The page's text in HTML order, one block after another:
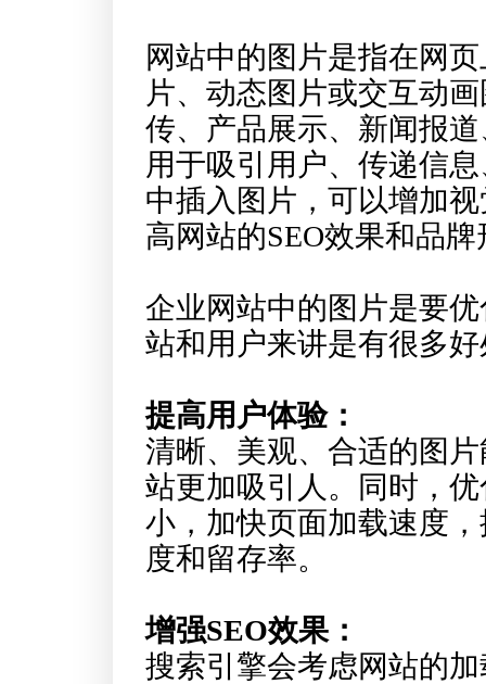
网站中的图片是指在网
片、动态图片或交互动
传、产品展示、新闻报
用于吸引用户、传递信
中插入图片，可以增加
高网站的SEO效果和品
企业网站中的图片是要
站和用户来讲是有很多
提高用户体验：
清晰、美观、合适的图
站更加吸引人。同时，
小，加快页面加载速度
度和留存率。
增强SEO效果：
搜索引擎会考虑网站的